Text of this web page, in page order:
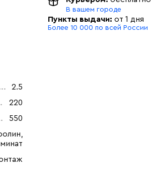
2.5
220
550
В вашем городе
Пункты выдачи: от 1 дня
Более 10 000 по всей России